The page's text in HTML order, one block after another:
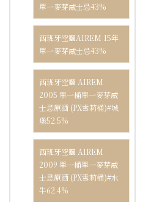
單一麥芽威士忌43%
西班牙空靈AIREM 15年
單一麥芽威士忌43%
西班牙空靈 AIREM
2005 單一桶單一麥芽威
士忌原酒 (PX雪莉桶)#城
堡52.5%
西班牙空靈 AIREM
2009 單一桶單一麥芽威
士忌原酒 (PX雪莉桶)#水
牛62.4%